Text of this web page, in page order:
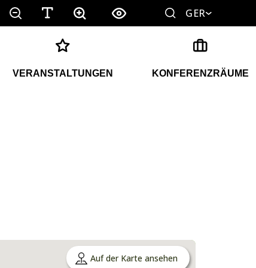
GER
VERANSTALTUNGEN KONFERENZRÄUME
Auf der Karte ansehen